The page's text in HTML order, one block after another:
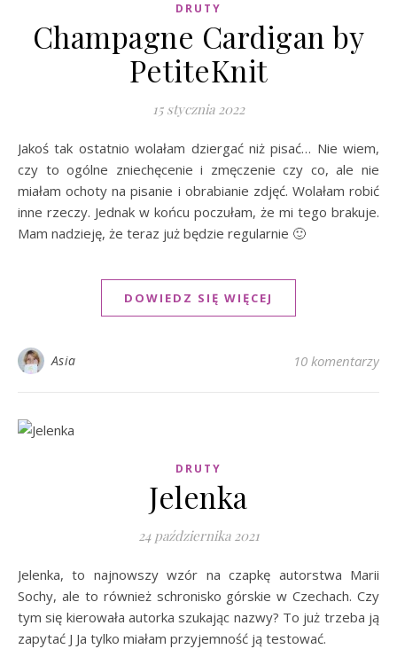
DRUTY
Champagne Cardigan by
PetiteKnit
15 stycznia 2022
Jakoś tak ostatnio wolałam dziergać niż pisać… Nie wiem,
czy to ogólne zniechęcenie i zmęczenie czy co, ale nie
miałam ochoty na pisanie i obrabianie zdjęć. Wolałam robić
inne rzeczy. Jednak w końcu poczułam, że mi tego brakuje.
Mam nadzieję, że teraz już będzie regularnie 🙂
DOWIEDZ SIĘ WIĘCEJ
Asia 10 komentarzy
DRUTY
Jelenka
24 października 2021
Jelenka, to najnowszy wzór na czapkę autorstwa Marii
Sochy, ale to również schronisko górskie w Czechach. Czy
tym się kierowała autorka szukając nazwy? To już trzeba ją
zapytać J Ja tylko miałam przyjemność ją testować.